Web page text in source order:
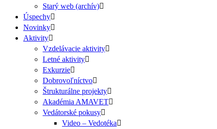
Starý web (archív)
Úspechy
Novinky
Aktivity
Vzdelávacie aktivity
Letné aktivity
Exkurzie
Dobrovoľníctvo
Štrukturálne projekty
Akadémia AMAVET
Vedátorské pokusy
Video – Vedotéka